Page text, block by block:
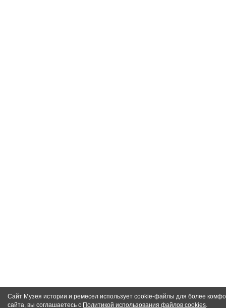
Сайт Музея истории и ремесел использует cookie-файлы для более
сайта, вы соглашаетесь с Политикой использования файлов cookies